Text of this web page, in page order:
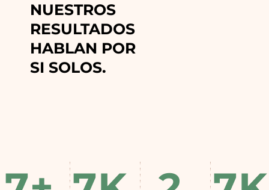
NUESTROS
RESULTADOS
HABLAN POR
SI SOLOS.